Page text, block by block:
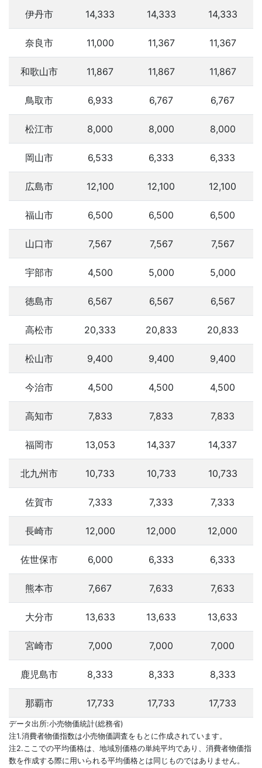
伊丹市 14,333 14,333 14,333
奈良市 11,000 11,367 11,367
和歌山市 11,867 11,867 11,867
鳥取市 6,933 6,767 6,767
松江市 8,000 8,000 8,000
岡山市 6,533 6,333 6,333
広島市 12,100 12,100 12,100
福山市 6,500 6,500 6,500
山口市 7,567 7,567 7,567
宇部市 4,500 5,000 5,000
徳島市 6,567 6,567 6,567
高松市 20,333 20,833 20,833
松山市 9,400 9,400 9,400
今治市 4,500 4,500 4,500
高知市 7,833 7,833 7,833
福岡市 13,053 14,337 14,337
北九州市 10,733 10,733 10,733
佐賀市 7,333 7,333 7,333
長崎市 12,000 12,000 12,000
佐世保市 6,000 6,333 6,333
熊本市 7,667 7,633 7,633
大分市 13,633 13,633 13,633
宮崎市 7,000 7,000 7,000
鹿児島市 8,333 8,333 8,333
那覇市 17,733 17,733 17,733
データ出所:小売物価統計(総務省)
注1.消費者物価指数は小売物価調査をもとに作成されています。
注2.ここでの平均価格は、地域別価格の単純平均であり、消費者物価指
数を作成する際に用いられる平均価格とは同じものではありません。